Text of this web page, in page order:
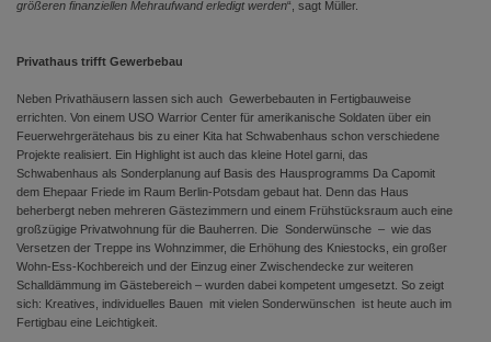
größeren finanziellen Mehraufwand erledigt werden“, sagt Müller.
Privathaus trifft Gewerbebau
Neben Privathäusern lassen sich auch Gewerbebauten in Fertigbauweise
errichten. Von einem USO Warrior Center für amerikanische Soldaten über ein
Feuerwehrgerätehaus bis zu einer Kita hat Schwabenhaus schon verschiedene
Projekte realisiert. Ein Highlight ist auch das kleine Hotel garni, das
Schwabenhaus als Sonderplanung auf Basis des Hausprogramms Da Capomit
dem Ehepaar Friede im Raum Berlin-Potsdam gebaut hat. Denn das Haus
beherbergt neben mehreren Gästezimmern und einem Frühstücksraum auch eine
großzügige Privatwohnung für die Bauherren. Die Sonderwünsche – wie das
Versetzen der Treppe ins Wohnzimmer, die Erhöhung des Kniestocks, ein großer
Wohn-Ess-Kochbereich und der Einzug einer Zwischendecke zur weiteren
Schalldämmung im Gästebereich – wurden dabei kompetent umgesetzt. So zeigt
sich: Kreatives, individuelles Bauen mit vielen Sonderwünschen ist heute auch im
Fertigbau eine Leichtigkeit.